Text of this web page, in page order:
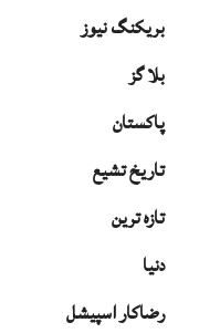
بریکنگ نیوز
بلا گز
پاکستان
تاریخ تشیع
تازہ ترین
دنیا
رضاکار اسپیشل